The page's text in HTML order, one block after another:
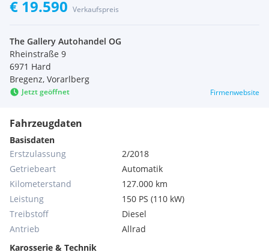
€ 19.590 Verkaufspreis
The Gallery Autohandel OG
Rheinstraße 9
6971 Hard
Bregenz, Vorarlberg
Jetzt geöffnet Firmenwebsite
Fahrzeugdaten
Basisdaten
Erstzulassung
2/2018
Getriebeart
Automatik
Kilometerstand
127.000 km
Leistung
150 PS (110 kW)
Treibstoff
Diesel
Antrieb
Allrad
Karosserie & Technik